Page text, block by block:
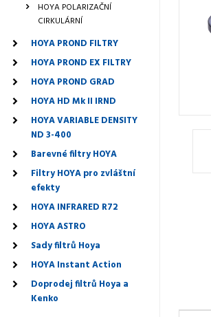
HOYA POLARIZAČNÍ
CIRKULÁRNÍ
HOYA PROND FILTRY
HOYA PROND EX FILTRY
HOYA PROND GRAD
HOYA HD Mk II IRND
HOYA VARIABLE DENSITY
ND 3-400
Barevné filtry HOYA
Filtry HOYA pro zvláštní
efekty
HOYA INFRARED R72
HOYA ASTRO
Sady filtrů Hoya
HOYA Instant Action
Doprodej filtrů Hoya a
Kenko